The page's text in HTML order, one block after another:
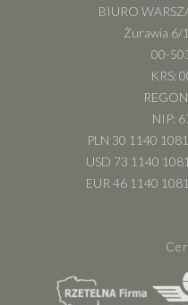
BIURO
Żurawia 6/
00-
KRS:
NIP:
PLN 30 1140
USD 73 1140
EUR 46 1140